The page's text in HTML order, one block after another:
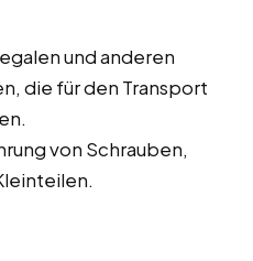
und anderen
die für den Transport
von Schrauben,